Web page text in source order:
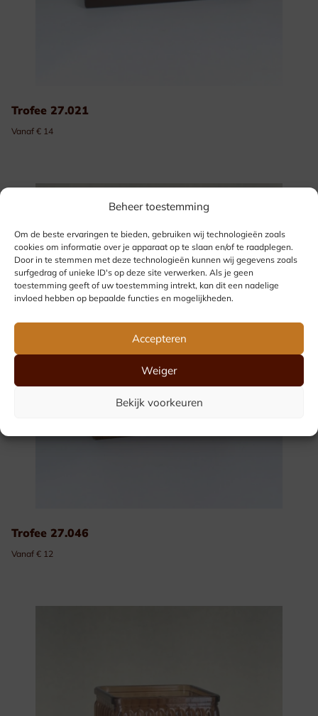
Beheer toestemming
Om de beste ervaringen te bieden, gebruiken wij technologieën zoals
cookies om informatie over je apparaat op te slaan en/of te raadplegen.
Door in te stemmen met deze technologieën kunnen wij gegevens zoals
surfgedrag of unieke ID's op deze site verwerken. Als je geen
toestemming geeft of uw toestemming intrekt, kan dit een nadelige
invloed hebben op bepaalde functies en mogelijkheden.
Accepteren
Weiger
Bekijk voorkeuren
Trofee 27.021
Vanaf € 14
Trofee 27.046
Vanaf € 12